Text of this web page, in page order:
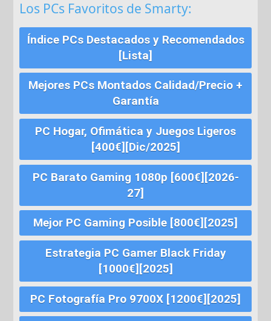
Los PCs Favoritos de Smarty:
Índice PCs Destacados y Recomendados
[Lista]
Mejores PCs Montados Calidad/Precio +
Garantía
PC Hogar, Ofimática y Juegos Ligeros
[400€][Dic/2025]
PC Barato Gaming 1080p [600€][2026-
27]
Mejor PC Gaming Posible [800€][2025]
Estrategia PC Gamer Black Friday
[1000€][2025]
PC Fotografía Pro 9700X [1200€][2025]